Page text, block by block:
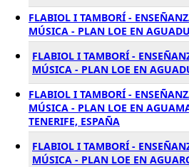
FLABIOL I TAMBORÍ -
MÚSICA - PLAN LOE EN
FLABIOL I TAMBORÍ -
MÚSICA - PLAN LOE EN
FLABIOL I TAMBORÍ -
MÚSICA - PLAN LOE EN
TENERIFE, ESPAÑA
FLABIOL I TAMBORÍ -
MÚSICA - PLAN LOE EN